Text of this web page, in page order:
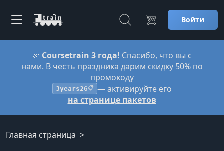
Войти
🎉 Coursetrain 3 года! Спасибо, что вы с
нами. В честь праздника дарим скидку 50% по
промокоду
3years26📋 — активируйте его
на странице пакетов
Главная страница